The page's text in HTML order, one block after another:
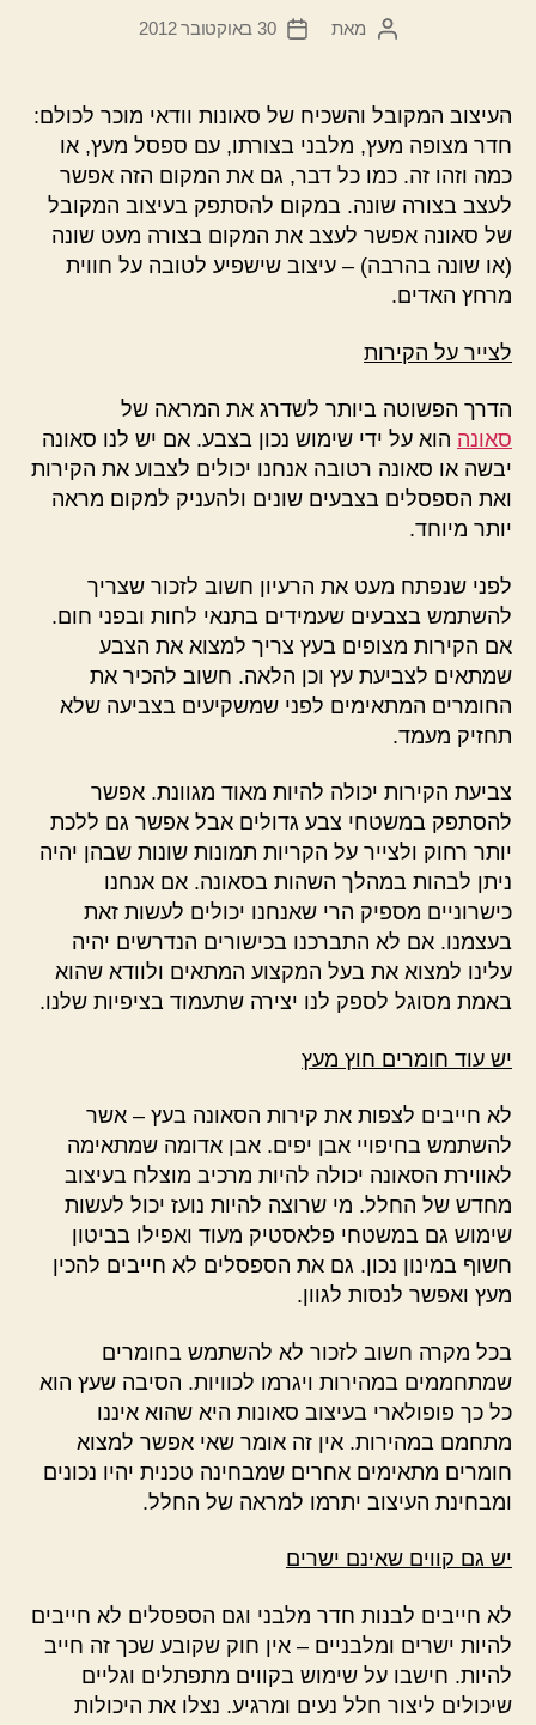
המחבר
מאת
תאריך
30 באוקטובר 2012
העיצוב המקובל והשכיח של סאונות וודאי מוכר לכולם:
חדר מצופה מעץ, מלבני בצורתו, עם ספסל מעץ, או
כמה וזהו זה. כמו כל דבר, גם את המקום הזה אפשר
לעצב בצורה שונה. במקום להסתפק בעיצוב המקובל
של סאונה אפשר לעצב את המקום בצורה מעט שונה
(או שונה בהרבה) – עיצוב שישפיע לטובה על חווית
מרחץ האדים.
לצייר על הקירות
הדרך הפשוטה ביותר לשדרג את המראה של
סאונה הוא על ידי שימוש נכון בצבע. אם יש לנו סאונה
יבשה או סאונה רטובה אנחנו יכולים לצבוע את הקירות
ואת הספסלים בצבעים שונים ולהעניק למקום מראה
יותר מיוחד.
לפני שנפתח מעט את הרעיון חשוב לזכור שצריך
להשתמש בצבעים שעמידים בתנאי לחות ובפני חום.
אם הקירות מצופים בעץ צריך למצוא את הצבע
שמתאים לצביעת עץ וכן הלאה. חשוב להכיר את
החומרים המתאימים לפני שמשקיעים בצביעה שלא
תחזיק מעמד.
צביעת הקירות יכולה להיות מאוד מגוונת. אפשר
להסתפק במשטחי צבע גדולים אבל אפשר גם ללכת
יותר רחוק ולצייר על הקריות תמונות שונות שבהן יהיה
ניתן לבהות במהלך השהות בסאונה. אם אנחנו
כישרוניים מספיק הרי שאנחנו יכולים לעשות זאת
בעצמנו. אם לא התברכנו בכישורים הנדרשים יהיה
עלינו למצוא את בעל המקצוע המתאים ולוודא שהוא
באמת מסוגל לספק לנו יצירה שתעמוד בציפיות שלנו.
יש עוד חומרים חוץ מעץ
לא חייבים לצפות את קירות הסאונה בעץ – אשר
להשתמש בחיפויי אבן יפים. אבן אדומה שמתאימה
לאווירת הסאונה יכולה להיות מרכיב מוצלח בעיצוב
מחדש של החלל. מי שרוצה להיות נועז יכול לעשות
שימוש גם במשטחי פלאסטיק מעוד ואפילו בביטון
חשוף במינון נכון. גם את הספסלים לא חייבים להכין
מעץ ואפשר לנסות לגוון.
בכל מקרה חשוב לזכור לא להשתמש בחומרים
שמתחממים במהירות ויגרמו לכוויות. הסיבה שעץ הוא
כל כך פופולארי בעיצוב סאונות היא שהוא איננו
מתחמם במהירות. אין זה אומר שאי אפשר למצוא
חומרים מתאימים אחרים שמבחינה טכנית יהיו נכונים
ומבחינת העיצוב יתרמו למראה של החלל.
יש גם קווים שאינם ישרים
לא חייבים לבנות חדר מלבני וגם הספסלים לא חייבים
להיות ישרים ומלבניים – אין חוק שקובע שכך זה חייב
להיות. חישבו על שימוש בקווים מתפתלים וגליים
שיכולים ליצור חלל נעים ומרגיע. נצלו את היכולות